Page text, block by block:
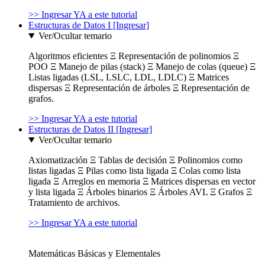
>> Ingresar YA a este tutorial
Estructuras de Datos I [Ingresar]
Ver/Ocultar temario
Algoritmos eficientes Ξ Representación de polinomios Ξ
POO Ξ Manejo de pilas (stack) Ξ Manejo de colas (queue) Ξ
Listas ligadas (LSL, LSLC, LDL, LDLC) Ξ Matrices
dispersas Ξ Representación de árboles Ξ Representación de
grafos.
>> Ingresar YA a este tutorial
Estructuras de Datos II [Ingresar]
Ver/Ocultar temario
Axiomatización Ξ Tablas de decisión Ξ Polinomios como
listas ligadas Ξ Pilas como lista ligada Ξ Colas como lista
ligada Ξ Arreglos en memoria Ξ Matrices dispersas en vector
y lista ligada Ξ Árboles binarios Ξ Árboles AVL Ξ Grafos Ξ
Tratamiento de archivos.
>> Ingresar YA a este tutorial
Matemáticas Básicas y Elementales